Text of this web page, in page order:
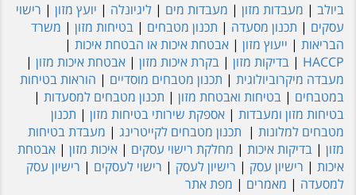
ביולב | מעבדות מזון | מעבדות מים | ליגיונלה | יועץ מזון | רישוי
עסקים | תכנון מסעדה | תכנון מטבחים | בטיחות מזון | משרד
הבריאות | ייעוץ מזון | אבטחת איכות או הבטחת איכות |
HACCP
| בדיקות מזון | בקרת איכות מזון | אבטחת איכות מזון |
מעבדה מיקרוביולוגית | תכנון מטבחים מוסדיים | הוראות בטיחות
במטבחים | בטיחות ואבטחת מזון | תכנון מטבחים למסעדות |
בטיחות מזון ומעבדות | אספקת שירותי בטיחות מזון | תכנון
מטבחים למלונות | תכנון מטבחים לקייטרינג | מעבדת בטיחות
מזון | בדיקות איכות | מחלקת רישוי עסקים | איכות מזון | אבטחת
איכות | רישיון עסק | רישיון לעסק | רישוי לעסקים | רישיון עסק
למסעדה | מאמרים | מפת אתר